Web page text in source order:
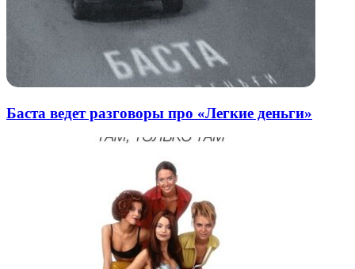
Баста ведет разговоры про «Легкие деньги»